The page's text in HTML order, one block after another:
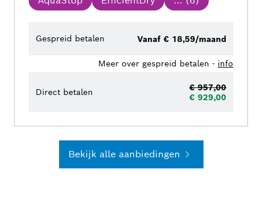
Gespreid betalen Vanaf € 18,59/maand
Meer over gespreid betalen - info
Direct betalen
€ 957,00
€ 929,00
Bekijk alle aanbiedingen